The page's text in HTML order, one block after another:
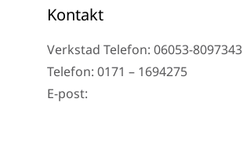
Kontakt
Verkstad Telefon: 06053-8097343
Telefon: 0171 – 1694275
E-post: